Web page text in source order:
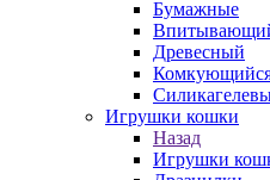
Бумажные
Древесный
Игрушки кошки
Назад
Игрушки